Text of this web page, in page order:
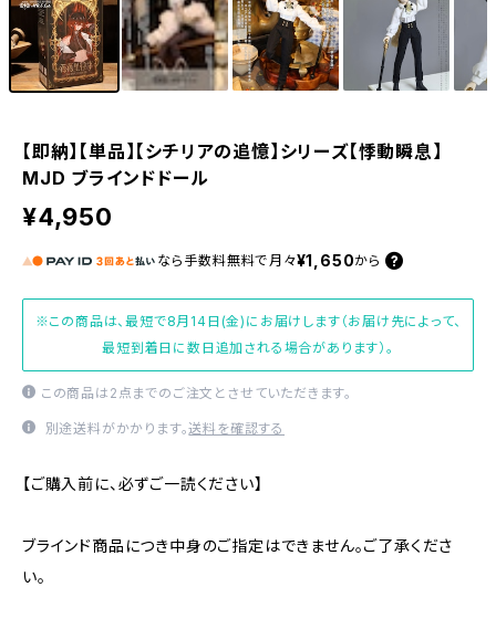
【即納】【単品】【シチリアの追憶】シリーズ【悸動瞬息】
MJD ブラインドドール
¥4,950
なら 手数料無料で 月々¥1,650から
※この商品は、最短で8月14日(金)にお届けします（お届け先によって、
最短到着日に数日追加される場合があります）。
この商品は2点までのご注文とさせていただきます。
別途送料がかかります。送料を確認する
【ご購入前に、必ずご一読ください】
ブラインド商品につき中身のご指定はできません。ご了承くださ
い。